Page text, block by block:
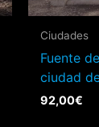
Ciudades
Fuente
ciudad
92,00€